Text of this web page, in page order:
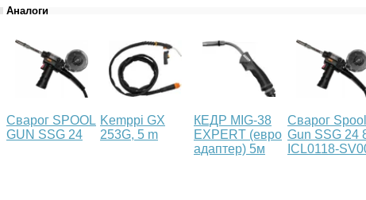
Аналоги
Сварог SPOOL
GUN SSG 24
Kemppi GX
253G, 5 m
КЕДР MIG-38
EXPERT (евро
адаптер) 5м
Сварог Spool
Gun SSG 24
ICL0118-